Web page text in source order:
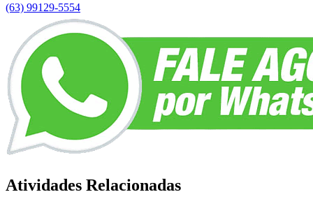
(63) 99129-5554
Atividades Relacionadas